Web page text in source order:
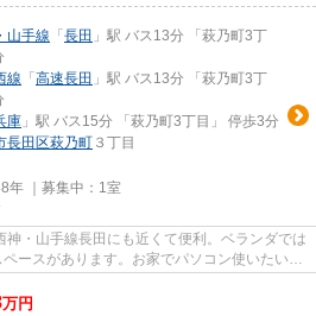
山手線 「 長田 」駅 バス13分 「萩乃町3丁
線 「 高速長田 」駅 バス13分 「萩乃町3丁
庫 」駅 バス15分 「萩乃町3丁目」 停歩3分
長田区萩乃町 ３丁目
年 ｜募集中： 1室
神・山手線長田にも近くて便利。ベランダでは
ースがあります。お家でパソコン使いたい方
万円